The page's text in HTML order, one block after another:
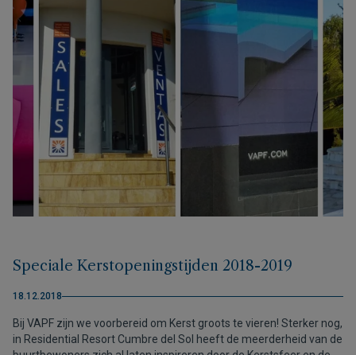
Speciale Kerstopeningstijden 2018-2019
18.12.2018
Bij VAPF zijn we voorbereid om Kerst groots te vieren! Sterker nog,
in Residential Resort Cumbre del Sol heeft de meerderheid van de